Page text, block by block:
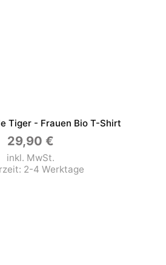
Tiger - Frauen Bio T-Shirt
29,90 €
inkl. MwSt.
2-4 Werktage